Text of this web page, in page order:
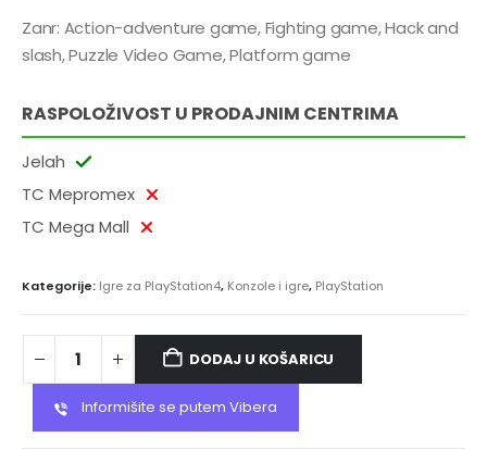
Zanr: Action-adventure game, Fighting game, Hack and
slash, Puzzle Video Game, Platform game
RASPOLOŽIVOST U PRODAJNIM CENTRIMA
Jelah
TC Mepromex
TC Mega Mall
Kategorije: Igre za PlayStation4, Konzole i igre, PlayStation
DODAJ U KOŠARICU
Informišite se putem Vibera